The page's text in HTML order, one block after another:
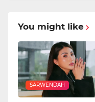
You might like
SARWENDAH